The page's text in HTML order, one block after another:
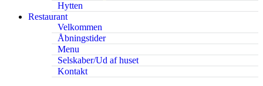
Hytten
Restaurant
Velkommen
Åbningstider
Menu
Selskaber/Ud af huset
Kontakt